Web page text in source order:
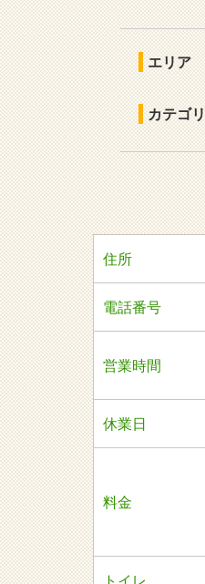
エリア
カテゴリ
住所
電話番号
営業時間
休業日
料金